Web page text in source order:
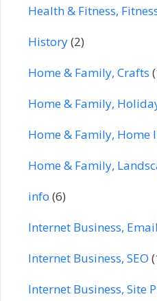
Health & Fitness,
History(2)
Home & Family, Crafts
Home & Family,
Home & Family, Home
Home & Family,
info (6)
Internet Business,
Internet Business, SEO
Internet Business, Site